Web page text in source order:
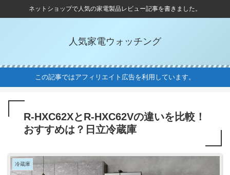
ネットショップで人気の家電製品レビュー記事を書きました。
人気家電ウォッチング
この記事ではアフィリエイト広告を利用しています。
R-HXC62XとR-HXC62Vの違いを比較！
おすすめは？日立冷蔵庫
冷蔵庫